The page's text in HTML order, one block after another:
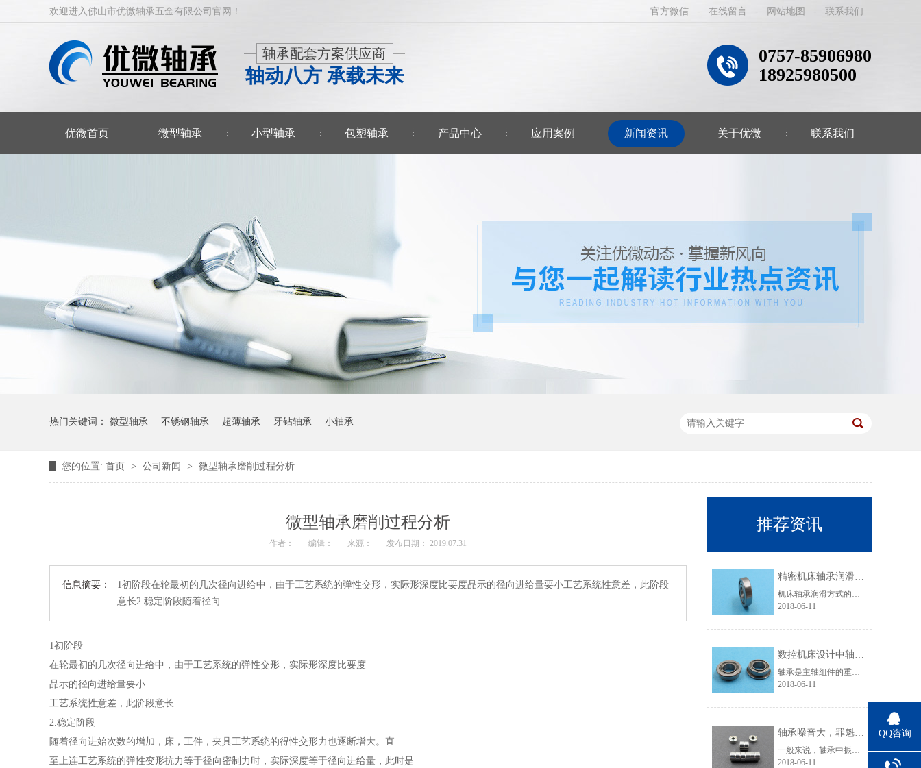
官方微信 - 在线留言 - 网站地图 - 联系我们
欢迎进入佛山市优微轴承五金有限公司官网！
0757-85906980
18925980500
轴承配套方案供应商
轴动八方 承载未来
优微首页 微型轴承 小型轴承 包塑轴承 产品中心 应用案例 新闻资讯 关于优微 联系我们
热门关键词： 微型轴承 不锈钢轴承 超薄轴承 牙钻轴承 小轴承
您的位置: 首页 > 公司新闻 > 微型轴承磨削过程分析
微型轴承磨削过程分析
作者： 编辑： 来源： 发布日期： 2019.07.31
信息摘要：
1初阶段在轮最初的几次径向进给中，由于工艺系统的弹性交形，实际形深度比要度品示的径向进给量要小工艺系统性意差，此阶段
意长2.稳定阶段随着径向…
1初阶段
在轮最初的几次径向进给中，由于工艺系统的弹性交形，实际形深度比要度
品示的径向进给量要小
工艺系统性意差，此阶段意长
2.稳定阶段
随着径向进始次数的增加，床，工件，夹具工艺系统的得性交形力也逐断增大。直
至上连工艺系统的弹性变形抗力等于径向密制力时，实际深度等于径向进给量，此时是
推荐资讯
精密机床轴承润滑要注意哪些事项？
机床轴承润滑方式的选择与轴承的转速、载荷、容许温升、轴承类型以及相关条件等有关。下面优微承给大家讲解一下机床轴承脂润滑的注意事项。脂润滑的特点是润滑剂粘附力强、使用方便、维护简单，无需经常添加和更换润滑剂。但其摩擦阻力要比油润滑时大。机床轴承最常用的润滑脂是以矿物油作为基础油的锂基脂，对高速精......
2018-06-11
数控机床设计中轴承选用技巧
轴承是主轴组件的重要组成部分，它的类型、结构、配置、精度、安装、调整、润滑和冷却都直接影响主轴组件的工作性能。主轴的回转精度在很大程度上由轴承所决定。优微轴承小编就来介绍数控机床设计中轴承选用技巧。主轴滚动轴承(1)滚动轴承的类型滚动轴承摩擦阻力小，可以预紧，润滑维护简单，能在一定的转速范围和载......
2018-06-11
轴承噪音大，罪魁祸首竟是它！
一般来说，轴承中振动的产生，滚动轴承本身不产生噪音，通常感觉的“轴承噪音”事实上是轴承直接或间接地与周围结构产生振动的声音效应。这就是为什么许多时候噪音问题可被视为涉及到整个轴承应用的振动问题。(1)因加载滚动体数量变化而产生的激振：当一个径向负荷加载于某个轴承时，其承载负荷的滚动体数量在运行中......
2018-06-11
QQ咨询